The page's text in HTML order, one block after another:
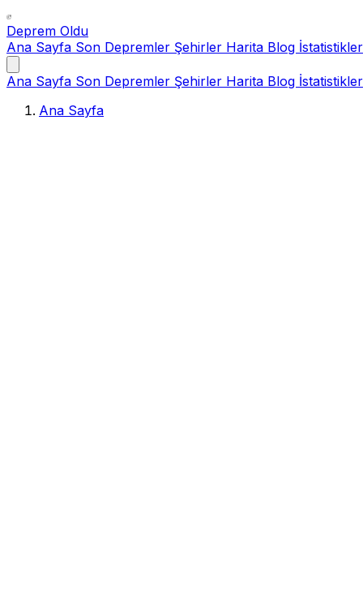
Deprem Oldu
Ana Sayfa Son Depremler Şehirler Harita Blog İstatistikler
Ana Sayfa Son Depremler Şehirler Harita Blog İstatistikler
Ana Sayfa